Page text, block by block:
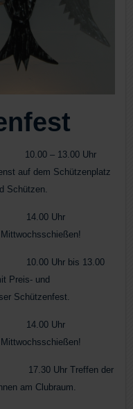
10.00 – 13.00 Uhr
auf dem Schützenplatz
Schützen.
14.00 Uhr
10.00 Uhr bis 13.00
Preis- und
Schützenfest.
14.00 Uhr
Uhr Treffen der
am Clubraum.